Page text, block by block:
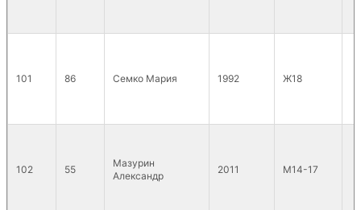
101 86 Семко Мария 1992 Ж18
102 55
Мазурин
Александр
2011 М14-17